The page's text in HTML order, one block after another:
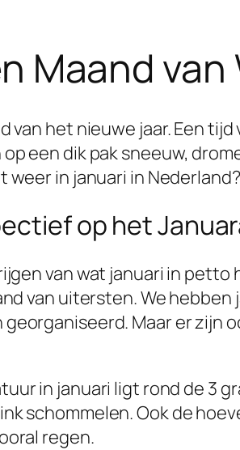
Maand
van het nieuwe jaar. Een
een dik pak sneeuw,
in januari in
op het
van wat januari in
van uitersten. We
Maar er zijn
in januari ligt rond de 3
schommelen. Ook de
regen.